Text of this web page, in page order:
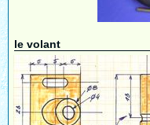
le volant